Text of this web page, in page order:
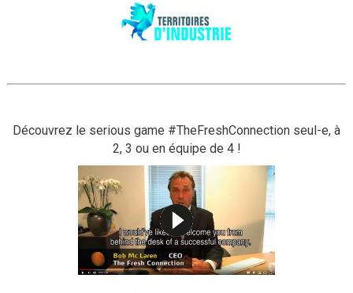
Découvrez le serious game #TheFreshConnection seul-e, à
2, 3 ou en équipe de 4 !